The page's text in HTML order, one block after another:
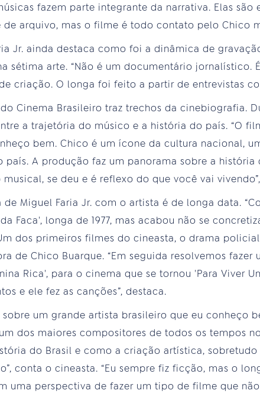
fazem parte integrante da narrativa. Elas
de arquivo, mas o filme é todo contato pelo Chico
Jr. ainda destaca como foi a dinâmica de
sétima arte. “Não é um documentário jornalístico.
criação. O longa foi feito a partir de entrevistas
Cinema Brasileiro traz trechos da cinebiografia.
a trajetória do músico e a história do país. “O
bem. Chico é um ícone da cultura nacional,
país. A produção faz um panorama sobre a
se deu e é reflexo do que você vai
de Miguel Faria Jr. com o artista é de longa data.
Faca', longa de 1977, mas acabou não se
dos primeiros filmes do cineasta, o drama policial
de Chico Buarque. “Em seguida resolvemos
Rica', para o cinema que se tornou 'Para Viver
e ele fez as canções”, destaca.
sobre um grande artista brasileiro que eu conheço
dos maiores compositores de todos os tempos
do Brasil e como a criação artística,
conta o cineasta. “Eu sempre fiz ficção, mas o
uma perspectiva de fazer um tipo de filme que